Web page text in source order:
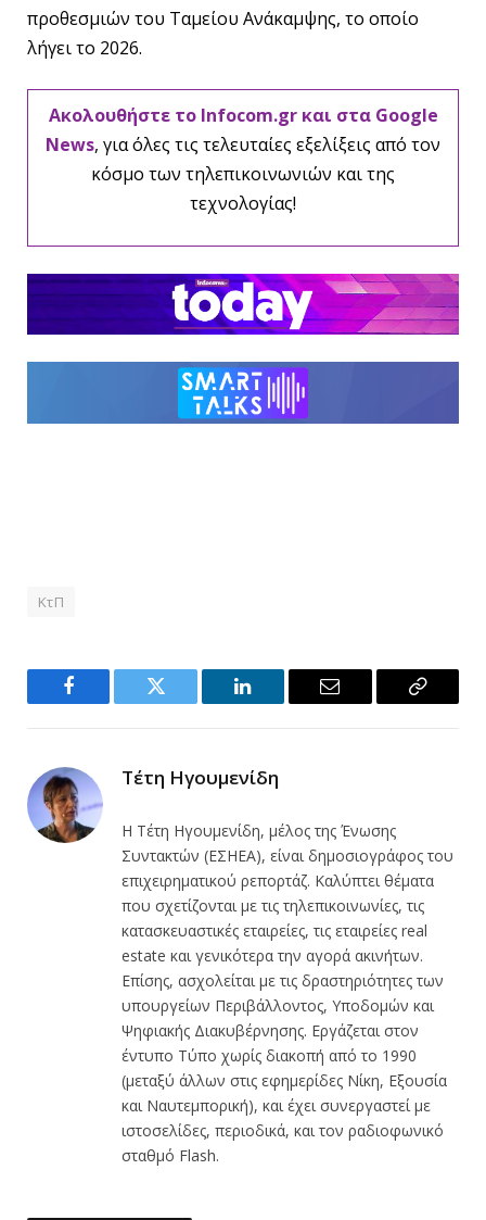
προθεσμιών του Ταμείου Ανάκαμψης, το οποίο
λήγει το 2026.
Ακολουθήστε το Infocom.gr και στα Google
News, για όλες τις τελευταίες εξελίξεις από τον
κόσμο των τηλεπικοινωνιών και της
τεχνολογίας!
ΚτΠ
Facebook Twitter LinkedIn Email
Copy
Τέτη Ηγουμενίδη
Η Τέτη Ηγουμενίδη, μέλος της Ένωσης
Συντακτών (ΕΣΗΕΑ), είναι δημοσιογράφος του
επιχειρηματικού ρεπορτάζ. Καλύπτει θέματα
που σχετίζονται με τις τηλεπικοινωνίες, τις
κατασκευαστικές εταιρείες, τις εταιρείες real
estate και γενικότερα την αγορά ακινήτων.
Επίσης, ασχολείται με τις δραστηριότητες των
υπουργείων Περιβάλλοντος, Υποδομών και
Ψηφιακής Διακυβέρνησης. Εργάζεται στον
έντυπο Τύπο χωρίς διακοπή από το 1990
(μεταξύ άλλων στις εφημερίδες Νίκη, Εξουσία
και Ναυτεμπορική), και έχει συνεργαστεί με
ιστοσελίδες, περιοδικά, και τον ραδιοφωνικό
σταθμό Flash.